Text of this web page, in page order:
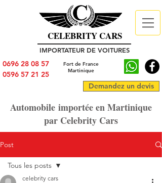
CELEBRITY CARS
IMPORTATEUR DE VOITURES
0596 57 21 25
Fort de France
Martinique
0696 28 08 57
Demandez un devis
Automobile importée en Martinique
par Celebrity Cars
Post
Tous les posts
celebrity cars